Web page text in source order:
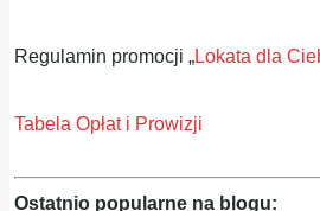
Regulamin promocji „Lokata dla
Tabela Opłat i Prowizji
Ostatnio popularne na blogu: